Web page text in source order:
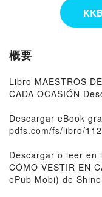
概要
Libro MAESTROS
CADA OCASIÓN
Descargar eBook
pdfs.com/fs/libro/
Descargar o leer en
CÓMO VESTIR EN
ePub Mobi) de